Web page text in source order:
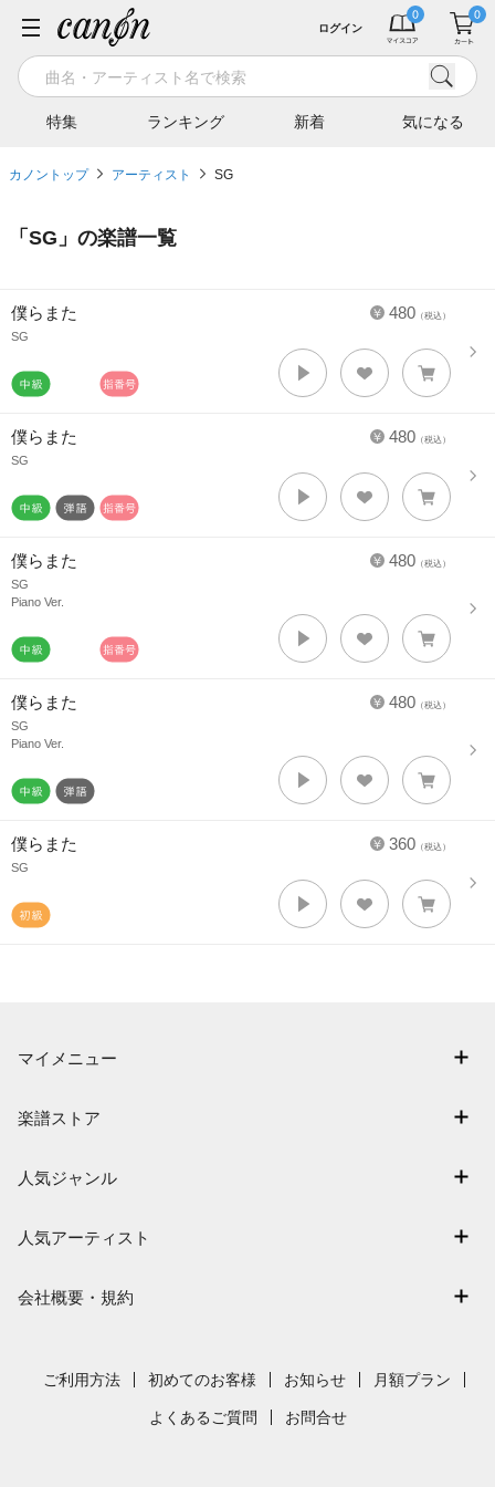
特集 ランキング 新着 気になる
ログイン
カノントップ アーティスト SG
「 SG 」の楽譜一覧
480 （税込）
僕らまた
SG
480 （税込）
僕らまた
SG
480 （税込）
僕らまた
SG
Piano Ver.
480 （税込）
僕らまた
SG
Piano Ver.
360 （税込）
僕らまた
SG
マイメニュー
退会はこちら
楽譜ストア
難易度別に探す
まもなく配信
人気ジャンル
保育
発表会
人気アーティスト
新沢としひこ
会社概要・規約
採用情報
ご利用方法 初めてのお客様 お知らせ 月額プラン
よくあるご質問 お問合せ